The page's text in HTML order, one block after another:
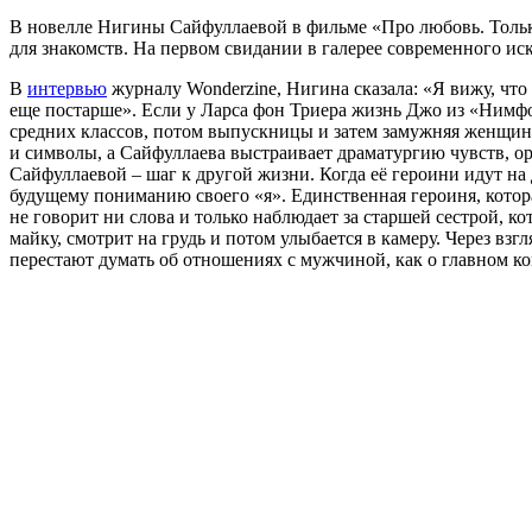
В новелле Нигины Сайфуллаевой в фильме «Про любовь.
для знакомств. На первом свидании в галерее современного
В интервью журналу Wonderzine, Нигина сказала: «Я вижу,
еще постарше». Если у Ларса фон Триера жизнь Джо из
средних классов, потом выпускницы и затем замужняя
и символы, а Сайфуллаева выстраивает драматургию чувств,
Сайфуллаевой – шаг к другой жизни. Когда её героини идут
будущему пониманию своего «я». Единственная героиня,
не говорит ни слова и только наблюдает за старшей сестрой,
майку, смотрит на грудь и потом улыбается в камеру. Через
перестают думать об отношениях с мужчиной, как о главном